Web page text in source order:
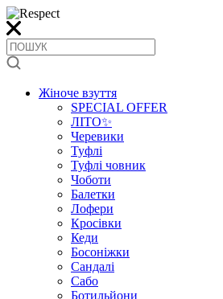
Жіноче взуття
SPECIAL OFFER
ЛІТО✨
Черевики
Туфлі
Туфлі човник
Чоботи
Балетки
Лофери
Кросівки
Кеди
Босоніжки
Сандалі
Сабо
Ботильйони